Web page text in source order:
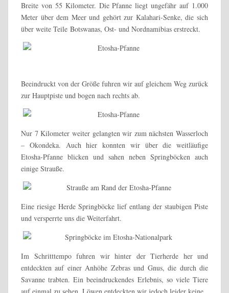
Breite von 55 Kilometer. Die Pfanne liegt ungefähr auf 1.000
Meter über dem Meer und gehört zur Kalahari-Senke, die sich
über weite Teile Botswanas, Ost- und Nordnamibias erstreckt.
Beeindruckt von der Größe fuhren wir auf gleichem Weg zurück
zur Hauptpiste und bogen nach rechts ab.
Nur 7 Kilometer weiter gelangten wir zum nächsten Wasserloch
– Okondeka. Auch hier konnten wir über die weitläufige
Etosha-Pfanne blicken und sahen neben Springböcken auch
einige Strauße.
Eine riesige Herde Springböcke lief entlang der staubigen Piste
und versperrte uns die Weiterfahrt.
Im Schritttempo fuhren wir hinter der Tierherde her und
entdeckten auf einer Anhöhe Zebras und Gnus, die durch die
Savanne trabten. Ein beeindruckendes Erlebnis, so viele Tiere